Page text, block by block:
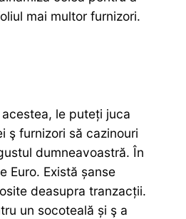
mai multor furnizori.
le puteți juca
ş furnizori să cazinouri
dumneavoastră. În
Euro. Există șanse
deasupra tranzacții.
un socoteală și ş a